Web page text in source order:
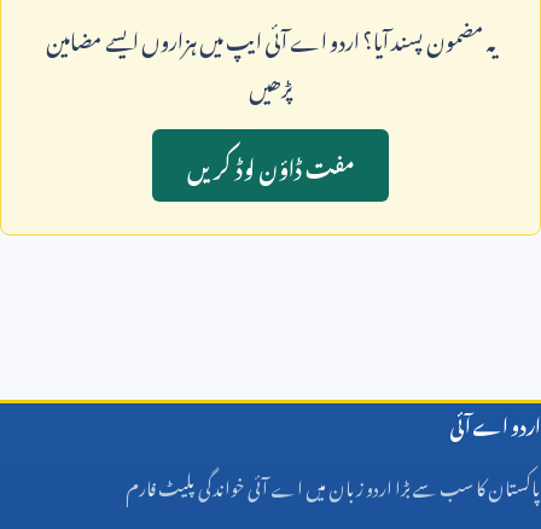
يہ مضمون پسند آيا؟ اردو اے آئی ايپ ميں ہزاروں ايسے مضامين
پڑھيں
مفت ڈاؤن لوڈ کريں
اردو اے آئی
پاکستان کا سب سے بڑا اردو زبان میں اے آئی خواندگی پلیٹ فارم